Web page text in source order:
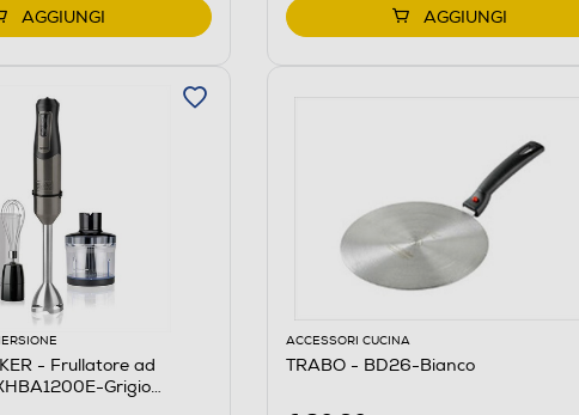
AGGIUNGI AGGIUNGI
- Frullatore ad
Grigio
ACCESSORI CUCINA
TRABO - BD26-Bianco